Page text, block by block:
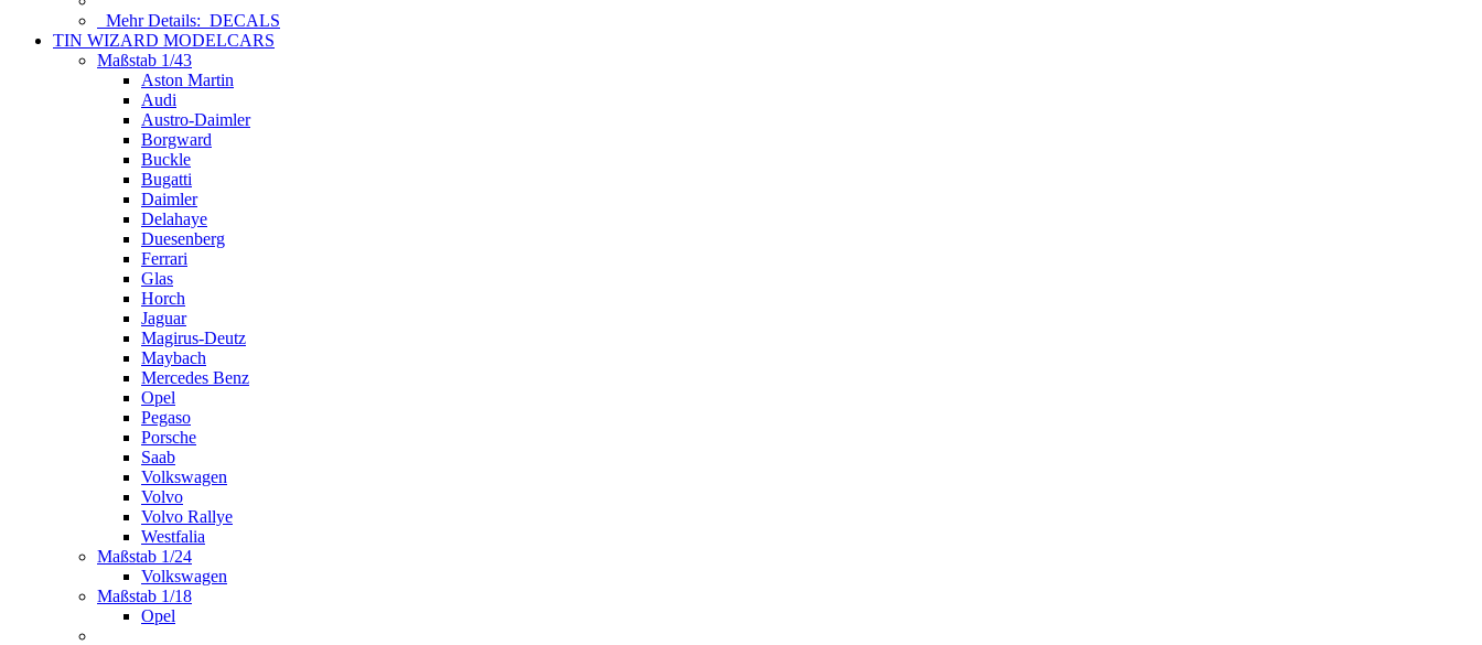
Mehr Details: DECALS
TIN WIZARD MODELCARS
Maßstab 1/43
Aston Martin
Audi
Austro-Daimler
Borgward
Buckle
Bugatti
Daimler
Delahaye
Duesenberg
Ferrari
Glas
Horch
Jaguar
Magirus-Deutz
Maybach
Mercedes Benz
Opel
Pegaso
Porsche
Saab
Volkswagen
Volvo
Volvo Rallye
Westfalia
Maßstab 1/24
Volkswagen
Maßstab 1/18
Opel